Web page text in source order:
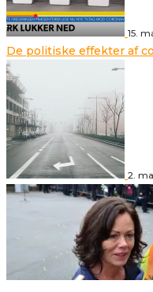
15.
De politiske effekter af
2.